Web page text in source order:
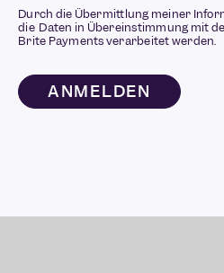
Durch die Übermittlung meiner
die Daten in Übereinstimmung mit
Brite Payments verarbeitet werden.